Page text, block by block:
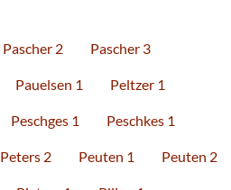
Pascher 2 Pascher 3
Pauelsen 1 Peltzer 1
Peschges 1 Peschkes 1
Peters 2 Peuten 1 Peuten 2